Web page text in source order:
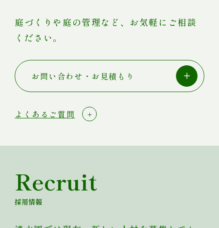
庭づくりや庭の管理など、お気軽にご相談
ください。
お問い合わせ・お見積もり
よくあるご質問
Recruit
採用情報